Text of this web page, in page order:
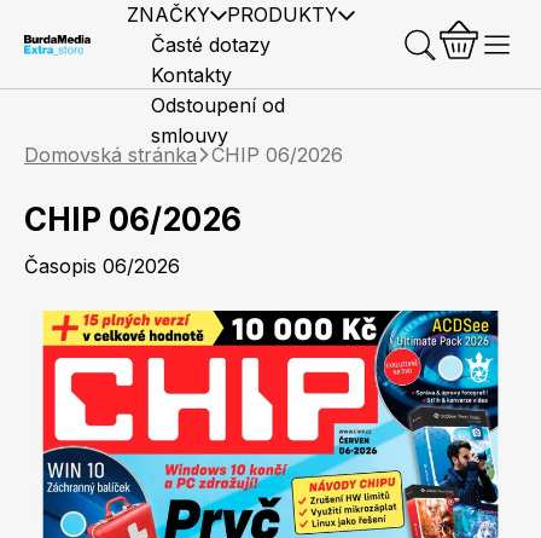
ZNAČKY PRODUKTY
Elle
Marianne Elle Decoration
Předplatné časopisů
Knihy Merch
Časté dotazy
Kontakty
Odstoupení od
smlouvy
Domovská stránka
CHIP 06/2026
CHIP 06/2026
Časopis 06/2026